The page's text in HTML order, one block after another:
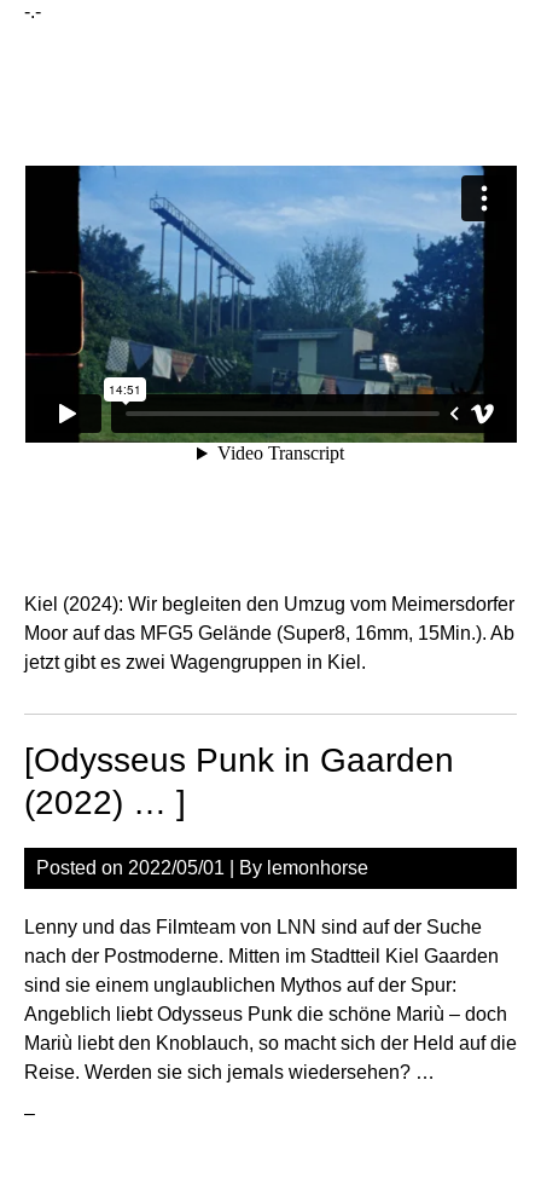
-.-
Kiel (2024): Wir begleiten den Umzug vom Meimersdorfer
Moor auf das MFG5 Gelände (Super8, 16mm, 15Min.). Ab
jetzt gibt es zwei Wagengruppen in Kiel.
[Odysseus Punk in Gaarden
(2022) … ]
Posted on 2022/05/01 | By lemonhorse
Lenny und das Filmteam von LNN sind auf der Suche
nach der Postmoderne. Mitten im Stadtteil Kiel Gaarden
sind sie einem unglaublichen Mythos auf der Spur:
Angeblich liebt Odysseus Punk die schöne Mariù – doch
Mariù liebt den Knoblauch, so macht sich der Held auf die
Reise. Werden sie sich jemals wiedersehen? …
–